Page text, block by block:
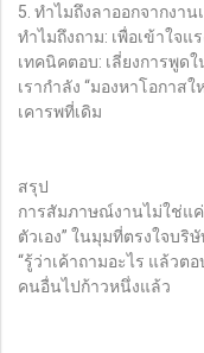
5. ทำไมถึงลาออกจากงาน
ทำไมถึงถาม: เพื่อเข้าใจ
เทคนิคตอบ: เลี่ยงการพูด
เรากำลัง “มองหาโอกาส
เคารพที่เดิม
สรุป
การสัมภาษณ์งานไม่ใช่แค่
ตัวเอง” ในมุมที่ตรงใจบ
“รู้ว่าเค้าถามอะไร แล้วต
คนอื่นไปก้าวหนึ่งแล้ว